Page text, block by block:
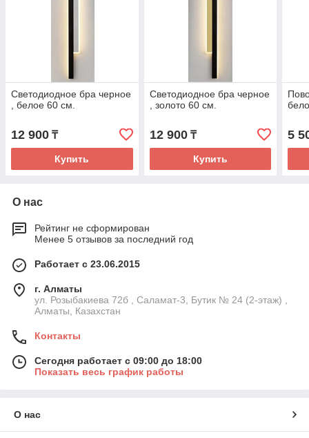
Светодиодное бра черное
, белое 60 см.
12 900 ₸
Купить
Светодиодное бра черное
, золото 60 см.
12 900₸
Купить
5
О нас
Рейтинг не сформирован
Менее 5 отзывов за последний год
Работает с 23.06.2015
г. Алматы
ул. Розыбакиева 72б , Саламат-3, Бутик № 24 (2-этаж) ,
Алматы, Казахстан
Контакты
Сегодня работает с 09:00 до 18:00
Показать весь график работы
О нас